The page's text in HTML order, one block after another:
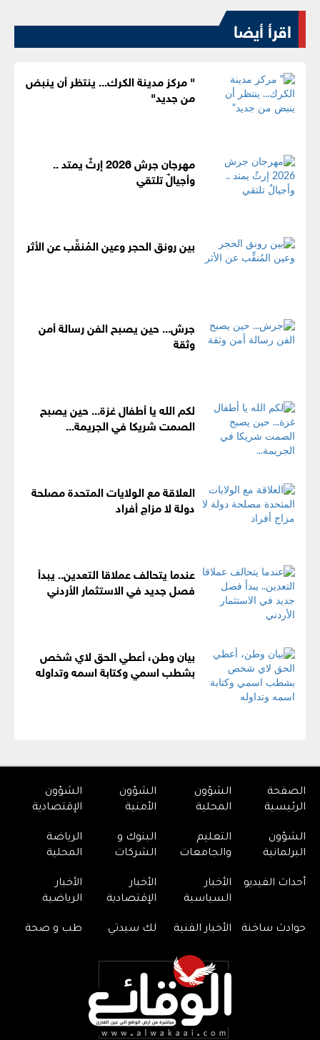
اقرأ أيضا
" مركز مدينة الكرك... ينتظر أن ينبض
من جديد"
مهرجان جرش 2026 إرثٌ يمتد ..
وأجيالٌ تلتقي
بين رونق الحجر وعين المُنقِّب عن الأثر
جرش... حين يصبح الفن رسالة أمن
وثقة
لكم الله يا أطفال غزة... حين يصبح
الصمت شريكا في الجريمة...
العلاقة مع الولايات المتحدة مصلحة
دولة لا مزاج أفراد
عندما يتحالف عملاقا التعدين.. يبدأ
فصل جديد في الاستثمار الأردني
بيان وطن، أعطي الحق لاي شخص
بشطب اسمي وكتابة اسمه وتداوله
الصفحة
الرئيسية
الشؤون
المحلية
الشؤون
الأمنية
الشؤون
الإقتصادية
الشؤون
البرلمانية
التعليم
والجامعات
البنوك و
الشركات
الرياضة
المحلية
أحداث الفيديو
الأخبار
السياسية
الأخبار
الإقتصادية
الأخبار
الرياضية
حوادث ساخنة الأخبار الفنية لك سيدتي طب و صحة